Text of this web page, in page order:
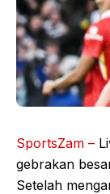
SportsZam –
gebrakan
Setelah